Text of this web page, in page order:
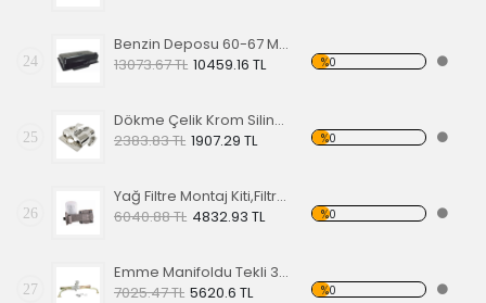
24
Benzin Deposu 60-67 Modeller İçin,Çelik Gövdeli
13073.67 TL 10459.16 TL %0
25
Dökme Çelik Krom Silindir
2383.83 TL 1907.29 TL %0
26
Yağ Filtre Montaj Kiti,Filtre Dahil
6040.88 TL 4832.93 TL %0
27
Emme Manifoldu Tekli 30/34-PTC
7025.47 TL 5620.6 TL %0